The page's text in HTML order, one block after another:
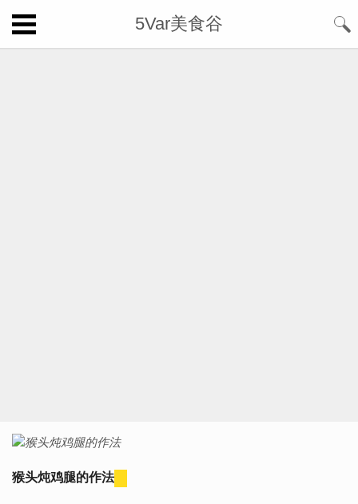
5Var美食谷
猴头炖鸡腿的作法